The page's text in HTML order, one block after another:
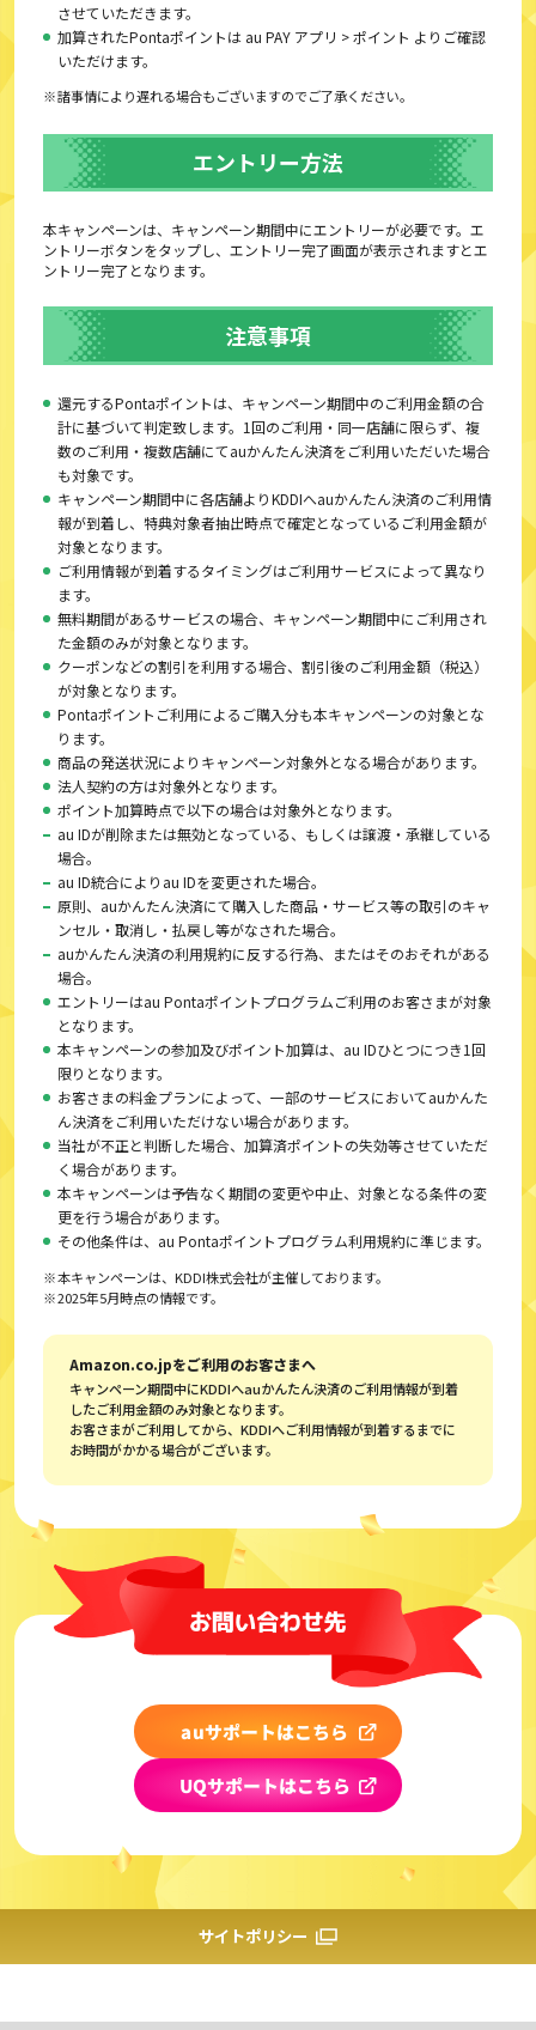
させていただきます。
加算されたPontaポイントは au PAY アプリ > ポイント よりご確認
いただけます。
諸事情により遅れる場合もございますのでご了承ください。
エントリー方法
本キャンペーンは、キャンペーン期間中にエントリーが必要です。エ
ントリーボタンをタップし、エントリー完了画面が表示されますとエ
ントリー完了となります。
注意事項
還元するPontaポイントは、キャンペーン期間中のご利用金額の合
計に基づいて判定致します。1回のご利用・同一店舗に限らず、複
数のご利用・複数店舗にてauかんたん決済をご利用いただいた場合
も対象です。
キャンペーン期間中に各店舗よりKDDIへauかんたん決済のご利用情
報が到着し、特典対象者抽出時点で確定となっているご利用金額が
対象となります。
ご利用情報が到着するタイミングはご利用サービスによって異なり
ます。
無料期間があるサービスの場合、キャンペーン期間中にご利用され
た金額のみが対象となります。
クーポンなどの割引を利用する場合、割引後のご利用金額（税込）
が対象となります。
Pontaポイントご利用によるご購入分も本キャンペーンの対象とな
ります。
商品の発送状況によりキャンペーン対象外となる場合があります。
法人契約の方は対象外となります。
ポイント加算時点で以下の場合は対象外となります。
au IDが削除または無効となっている、もしくは譲渡・承継している
場合。
au ID統合によりau IDを変更された場合。
原則、auかんたん決済にて購入した商品・サービス等の取引のキャ
ンセル・取消し・払戻し等がなされた場合。
auかんたん決済の利用規約に反する行為、またはそのおそれがある
場合。
エントリーはau Pontaポイントプログラムご利用のお客さまが対象
となります。
本キャンペーンの参加及びポイント加算は、au IDひとつにつき1回
限りとなります。
お客さまの料金プランによって、一部のサービスにおいてauかんた
ん決済をご利用いただけない場合があります。
当社が不正と判断した場合、加算済ポイントの失効等させていただ
く場合があります。
本キャンペーンは予告なく期間の変更や中止、対象となる条件の変
更を行う場合があります。
その他条件は、au Pontaポイントプログラム利用規約に準じます。
本キャンペーンは、KDDI株式会社が主催しております。
2025年5月時点の情報です。
Amazon.co.jpをご利用のお客さまへ
キャンペーン期間中にKDDIへauかんたん決済のご利用情報が到着
したご利用金額のみ対象となります。
お客さまがご利用してから、KDDIへご利用情報が到着するまでに
お時間がかかる場合がございます。
auサポートはこちら
UQサポートはこちら
サイトポリシー